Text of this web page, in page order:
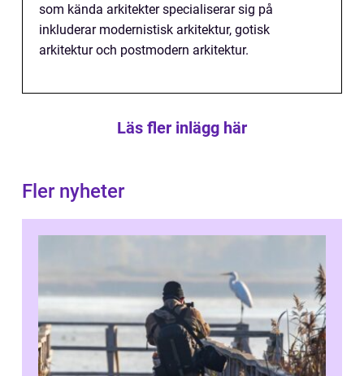
som kända arkitekter specialiserar sig på
inkluderar modernistisk arkitektur, gotisk
arkitektur och postmodern arkitektur.
Läs fler inlägg här
Fler nyheter